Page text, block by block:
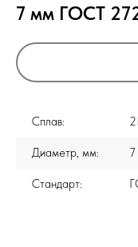
7 мм ГОСТ
Сплав:
Диаметр, мм: 7
Стандарт: